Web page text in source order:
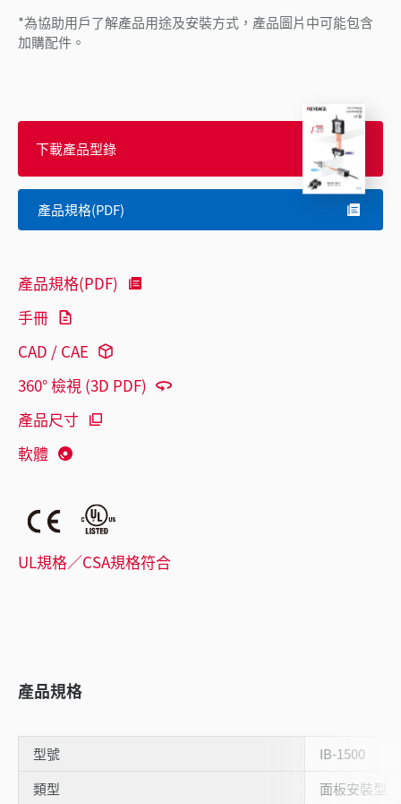
*為協助用戶了解產品用途及安裝方式，產品圖片中可能包含
加購配件。
下載產品型錄
產品規格(PDF)
產品規格(PDF)
手冊
CAD / CAE
360° 檢視 (3D PDF)
產品尺寸
軟體
UL規格／CSA規格符合
產品規格
型號
IB-1500
類型
面板安裝型